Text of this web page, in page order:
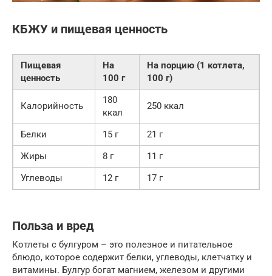
КБЖУ и пищевая ценность
Пищевая
ценность
На
100 г
На порцию (1 котлета,
100 г)
Калорийность
180
ккал
250 ккал
Белки 15 г
21 г
Жиры
8 г
11 г
Углеводы
12 г 17 г
Польза и вред
Котлеты с булгуром – это полезное и питательное
блюдо, которое содержит белки, углеводы, клетчатку и
витамины. Булгур богат магнием, железом и другими